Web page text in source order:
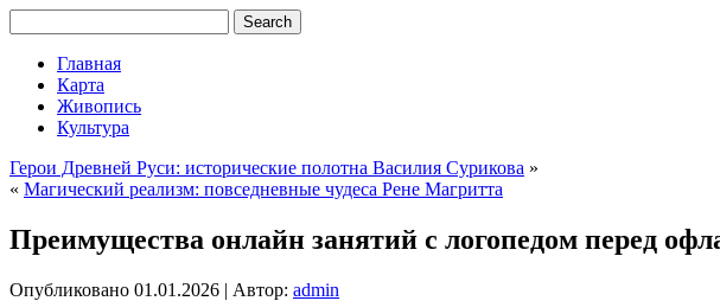
Главная
Карта
Живопись
Культура
Герои Древней Руси: исторические полотна Василия Сурикова »
« Магический реализм: повседневные чудеса Рене Магритта
Преимущества онлайн занятий с логопедом перед
Опубликовано 01.01.2026 | Автор: admin